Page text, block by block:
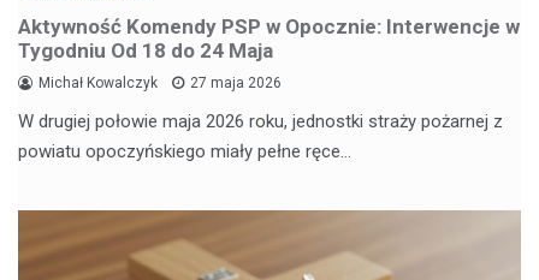
Aktywność Komendy PSP w Opocznie: Interwencje w
Tygodniu Od 18 do 24 Maja
Michał Kowalczyk 27 maja 2026
W drugiej połowie maja 2026 roku, jednostki straży pożarnej z
powiatu opoczyńskiego miały pełne ręce…